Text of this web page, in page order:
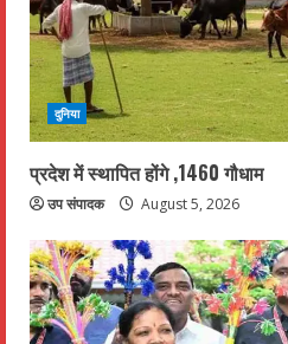
दुनिया
प्रदेश में स्थापित होंगे ,1460 गौधाम
उप संपादक August 5, 2026